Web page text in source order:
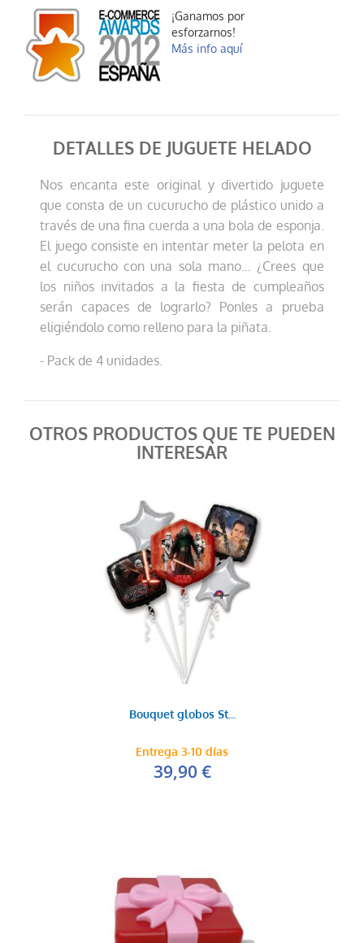
¡Ganamos por
esforzarnos!
Más info aquí
DETALLES DE JUGUETE HELADO
Nos encanta este original y divertido juguete
que consta de un cucurucho de plástico unido a
través de una fina cuerda a una bola de esponja.
El juego consiste en intentar meter la pelota en
el cucurucho con una sola mano… ¿Crees que
los niños invitados a la fiesta de cumpleaños
serán capaces de lograrlo? Ponles a prueba
eligiéndolo como relleno para la piñata.
- Pack de 4 unidades.
OTROS PRODUCTOS QUE TE PUEDEN
INTERESAR
Bouquet globos St...
Entrega 3-10 días
39,90 €